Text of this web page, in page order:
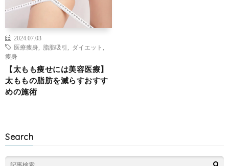
2024.07.03
医療痩身
脂肪吸引 ダイエット
痩身
【太もも痩せには美容医療】
太ももの脂肪を減らすおすす
めの施術
Search